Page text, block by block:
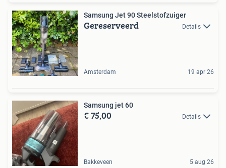
Samsung Jet 90 Steelstofzuiger
Gereserveerd Details
Amsterdam 19 apr 26
Samsung jet 60
€ 75,00 Details
Bakkeveen 5 aug 26